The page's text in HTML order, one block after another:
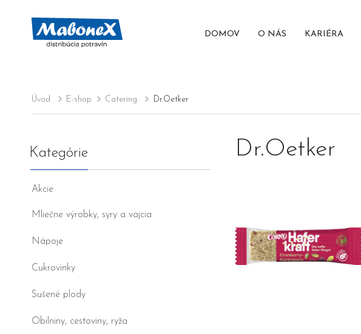
DOMOV O NÁS KARIÉRA
Úvod E-shop Catering Dr.Oetker
Kategórie
Akcie
Mliečne výrobky, syry a vajcia
Nápoje
Cukrovinky
Sušené plody
Obilniny, cestoviny, ryža
Dr.Oetker